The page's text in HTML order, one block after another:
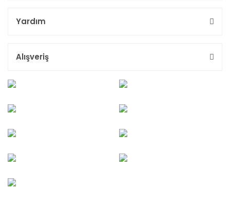
Yardım
Alışveriş